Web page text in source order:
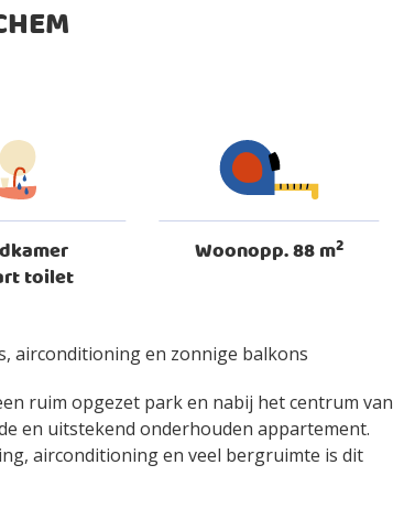
toilet
Woonopp. 88 m2
airconditioning en zonnige balkons
ruim opgezet park en nabij het centrum van
en uitstekend onderhouden appartement.
airconditioning en veel bergruimte is dit